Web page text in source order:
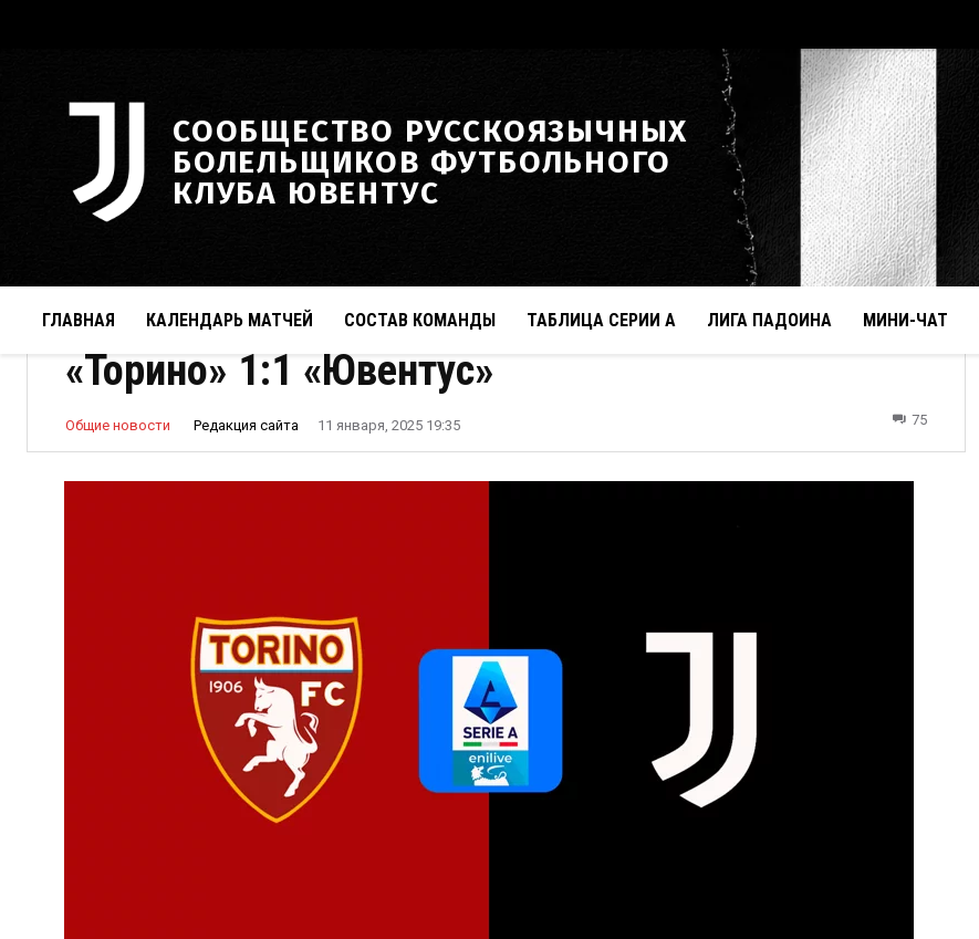
СООБЩЕСТВО РУССКОЯЗЫЧНЫХ
БОЛЕЛЬЩИКОВ ФУТБОЛЬНОГО
КЛУБА ЮВЕНТУС
ГЛАВНАЯ КАЛЕНДАРЬ МАТЧЕЙ СОСТАВ КОМАНДЫ ТАБЛИЦА СЕРИИ А ЛИГА ПАДОИНА МИНИ-ЧАТ
«Торино» 1:1 «Ювентус»
Общие новости Редакция сайта 11 января, 2025 19:35 75